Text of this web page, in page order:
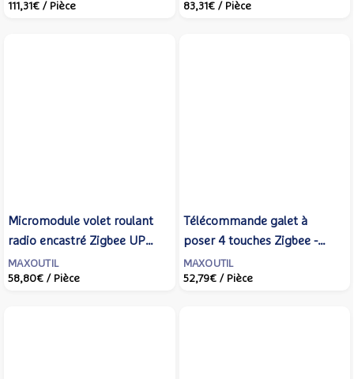
Émetteurs E2BP-UP -
111,31€ / Pièce
YOKIS - KITSA-UP
83,31€ / Pièce
Micromodule volet roulant
radio encastré Zigbee UP
500W - URMET YOKIS -
MVR500E-UP
MAXOUTIL
58,80€ / Pièce
Télécommande galet à
poser 4 touches Zigbee -
URMET YOKIS - GALET4-UP
MAXOUTIL
52,79€ / Pièce